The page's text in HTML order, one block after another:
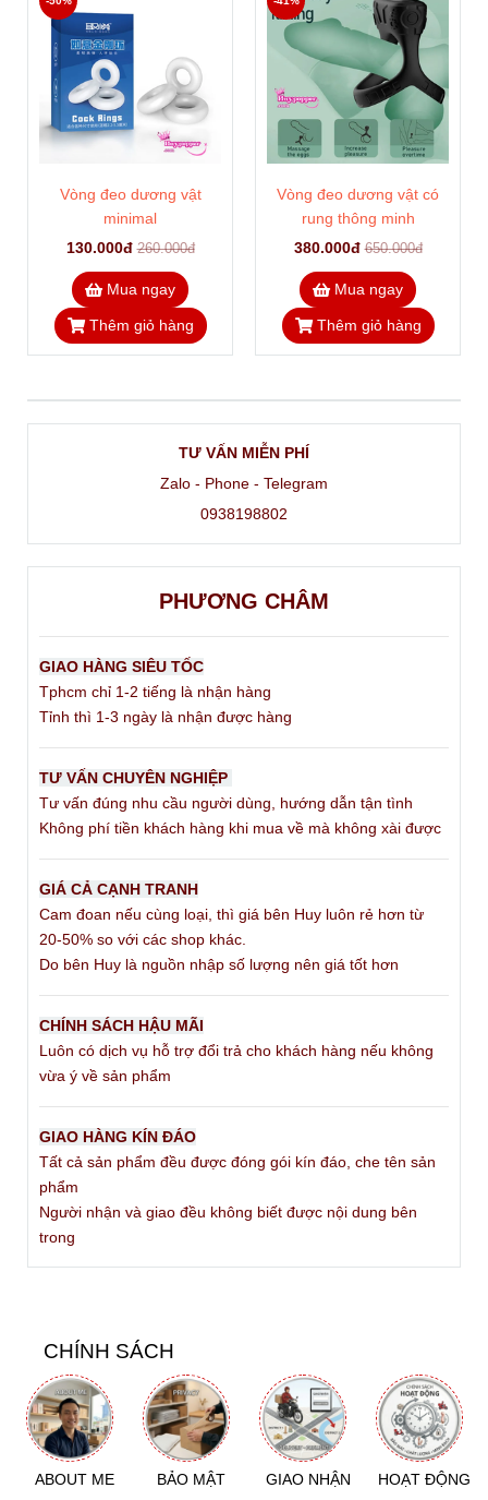
Vòng đeo dương vật
minimal
130.000đ 260.000đ
Mua ngay
Thêm giỏ hàng
Vòng đeo dương vật có
rung thông minh
380.000đ 650.000đ
Mua ngay
Thêm giỏ hàng
TƯ VẤN MIỄN PHÍ
Zalo - Phone - Telegram
0938198802
PHƯƠNG CHÂM
GIAO HÀNG SIÊU TỐC
Tphcm chỉ 1-2 tiếng là nhận hàng
Tỉnh thì 1-3 ngày là nhận được hàng
TƯ VẤN CHUYÊN NGHIỆP
Tư vấn đúng nhu cầu người dùng, hướng dẫn tận tình
Không phí tiền khách hàng khi mua về mà không xài được
GIÁ CẢ CẠNH TRANH
Cam đoan nếu cùng loại, thì giá bên Huy luôn rẻ hơn từ
20-50% so với các shop khác.
Do bên Huy là nguồn nhập số lượng nên giá tốt hơn
CHÍNH SÁCH HẬU MÃI
Luôn có dịch vụ hỗ trợ đổi trả cho khách hàng nếu không
vừa ý về sản phẩm
GIAO HÀNG KÍN ĐÁO
Tất cả sản phẩm đều được đóng gói kín đáo, che tên sản
phẩm
Người nhận và giao đều không biết được nội dung bên
trong
CHÍNH SÁCH
ABOUT ME BẢO MẬT GIAO NHẬN HOẠT ĐỘNG